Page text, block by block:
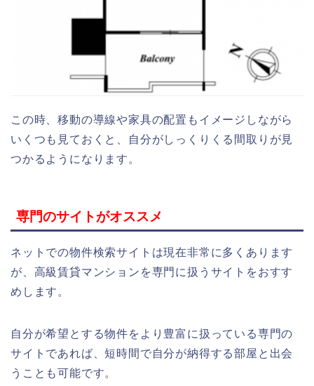
この時、移動の導線や家具の配置もイメージしながら
いくつも見ておくと、自分がしっくりくる間取りが見
つかるようになります。
専門のサイトがオススメ
ネットでの物件検索サイトは現在非常に多くあります
が、高級賃貸マンションを専門に扱うサイトをおすす
めします。
自分が希望とする物件をより豊富に扱っている専門の
サイトであれば、短時間で自分が納得する部屋と出会
うことも可能です。